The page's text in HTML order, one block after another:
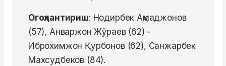
Огоҳлантириш: Нодирбек Аҳмаджонов
(57), Анваржон Жўраев (62) -
Иброхимжон Қурбонов (62), Санжарбек
Махсудбеков (84).